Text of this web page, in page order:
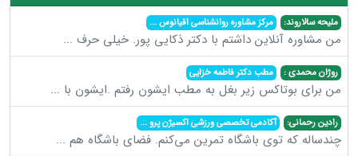
ملیحه سالاروند: مرکز مشاوره روانشناسی اقیانوس...
من مشاوره آنلاین داشتم با دکتر ذکایی پور. خیلی حرف ...
روژان محمدی : مطب دکتر فاطمه خزایی
من برای بوتاکس زیر بغل به مطب ایشون رفتم .ایشون با ...
رادین رحمانی: آکادمی تخصصی ورزشی اکسیژن پرو...
چندساله که توی باشگاه تمرین می‌کنم. فضای باشگاه هم ...